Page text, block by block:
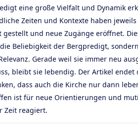
eine große Vielfalt und Dynamik
Zeiten und Kontexte haben jeweils
gestellt und neue Zugänge eröffnet.
Beliebigkeit der Bergpredigt,
Gerade weil sie immer neu
bleibt sie lebendig. Der Artikel endet
dass auch die Kirche nur dann
ist für neue Orientierungen und
Zeit reagiert.